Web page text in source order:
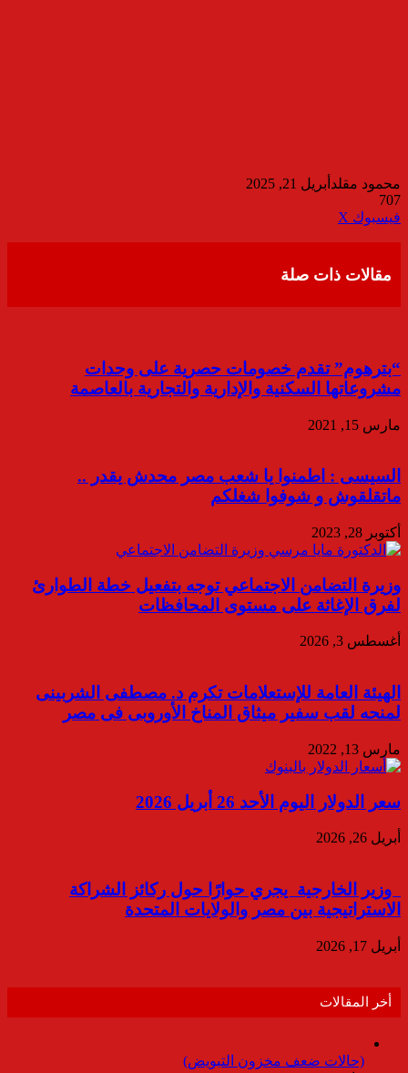
محمود مقلد أبريل 21, 2025
707
فيسبوك ‫X
مقالات ذات صلة
“بترهوم” تقدم خصومات حصرية على وحدات
مشروعاتها السكنية والإدارية والتجارية بالعاصمة
مارس 15, 2021
السيسى : اطمنوا يا شعب مصر محدش يقدر ..
ماتقلقوش و شوفوا شغلكم
أكتوبر 28, 2023
وزيرة التضامن الاجتماعي توجه بتفعيل خطة الطوارئ
لفرق الإغاثة على مستوى المحافظات
أغسطس 3, 2026
الهيئة العامة للإستعلامات تكرم د. مصطفى الشربينى
لمنحه لقب سفير ميثاق المناخ الأوروبى فى مصر
مارس 13, 2022
سعر الدولار اليوم الأحد 26 أبريل 2026
أبريل 26, 2026
وزير الخارجية يجري حوارًا حول ركائز الشراكة
الاستراتيجية بين مصر والولايات المتحدة
أبريل 17, 2026
أخر المقالات
(حالات ضعف مخزون التبويض)